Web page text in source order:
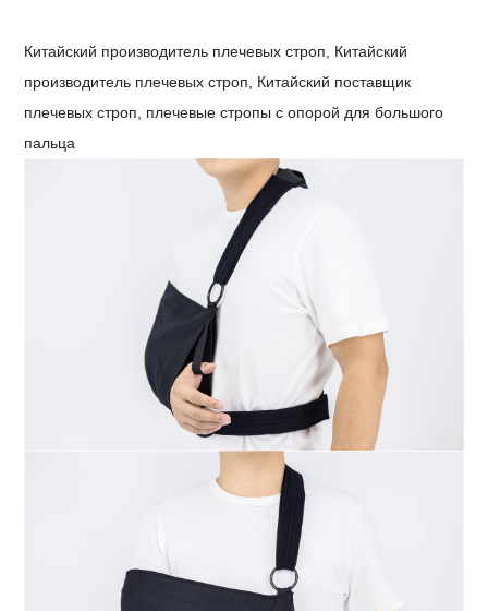
Китайский производитель плечевых строп, Китайский
производитель плечевых строп, Китайский поставщик
плечевых строп, плечевые стропы с опорой для большого
пальца